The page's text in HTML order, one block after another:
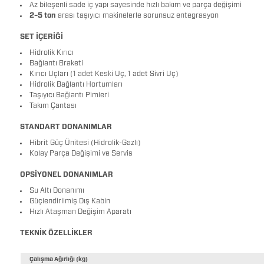
Az bileşenli sade iç yapı sayesinde hızlı bakım ve parça değişimi
2–5 ton arası taşıyıcı makinelerle sorunsuz entegrasyon
SET İÇERİĞİ
Hidrolik Kırıcı
Bağlantı Braketi
Kırıcı Uçları (1 adet Keski Uç, 1 adet Sivri Uç)
Hidrolik Bağlantı Hortumları
Taşıyıcı Bağlantı Pimleri
Takım Çantası
STANDART DONANIMLAR
Hibrit Güç Ünitesi (Hidrolik-Gazlı)
Kolay Parça Değişimi ve Servis
OPSİYONEL DONANIMLAR
Su Altı Donanımı
Güçlendirilmiş Dış Kabin
Hızlı Ataşman Değişim Aparatı
TEKNİK ÖZELLİKLER
Çalışma Ağırlığı (kg)